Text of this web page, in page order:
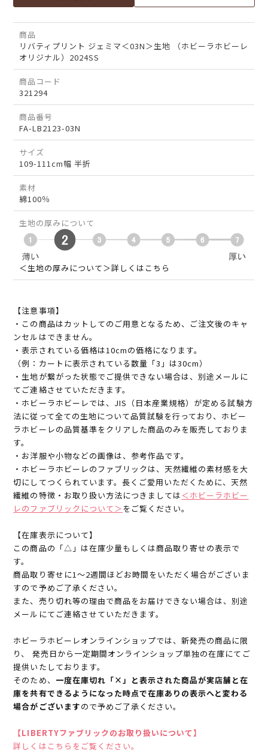
商品
リバティプリント ジェミマ＜03N＞生地 （ホビーラホビーレ
オリジナル）2024SS
商品コード
321294
商品番号
FA-LB2123-03N
サイズ
109-111cm幅 半折
素材
綿100％
生地の厚みについて
＜生地の厚みについて＞詳しくはこちら
【注意事項】
・この商品はカットしてのご用意となるため、ご注文後のキャ
ンセルはできません。
・表示されている価格は10cmの価格になります。
（例：カートに表示されている数量「3」は30cm）
・生地が繋がった状態でご提供できない場合は、別途メールに
てご連絡させていただきます。
・ホビーラホビーレでは、JIS（日本産業規格）が定める試験方
法に従って全ての生地について品質試験を行っており、ホビー
ラホビーレの品質基準をクリアした商品のみを販売しておりま
す。
・お洋服や小物などの画像は、参考作品です。
・ホビーラホビーレのファブリックは、天然繊維の素材感を大
切にしてつくられています。長くご愛用いただくために、天然
繊維の特徴・お取り扱い方法につきましては＜ホビーラホビー
レのファブリックについて＞ をご覧ください。
【在庫表示について】
この商品の「△」は在庫少量もしくは商品取り寄せの表示で
す。
商品取り寄せに1～2週間ほどお時間をいただく場合がございま
すので予めご了承ください。
また、売り切れ等の理由で商品をお届けできない場合は、別途
メールにてご連絡させていただきます。
ホビーラホビーレオンラインショップでは、新発売の商品に限
り、 発売日から一定期間オンラインショップ単独の在庫にてご
提供いたしております。
そのため、 一度在庫切れ「×」と表示された商品が実店舗と在
庫を共有できるようになった時点で在庫ありの表示へと変わる
場合がございますので予めご了承ください。
【LIBERTYファブリックのお取り扱いについて】
詳しくはこちらをご覧ください。